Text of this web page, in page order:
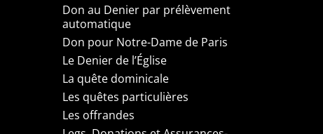
Don au Denier par prélèvement
automatique
Don pour Notre-Dame de Paris
Le Denier de l’Église
La quête dominicale
Les quêtes particulières
Les offrandes